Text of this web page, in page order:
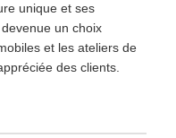
unique et ses
un choix
et les ateliers de
des clients.